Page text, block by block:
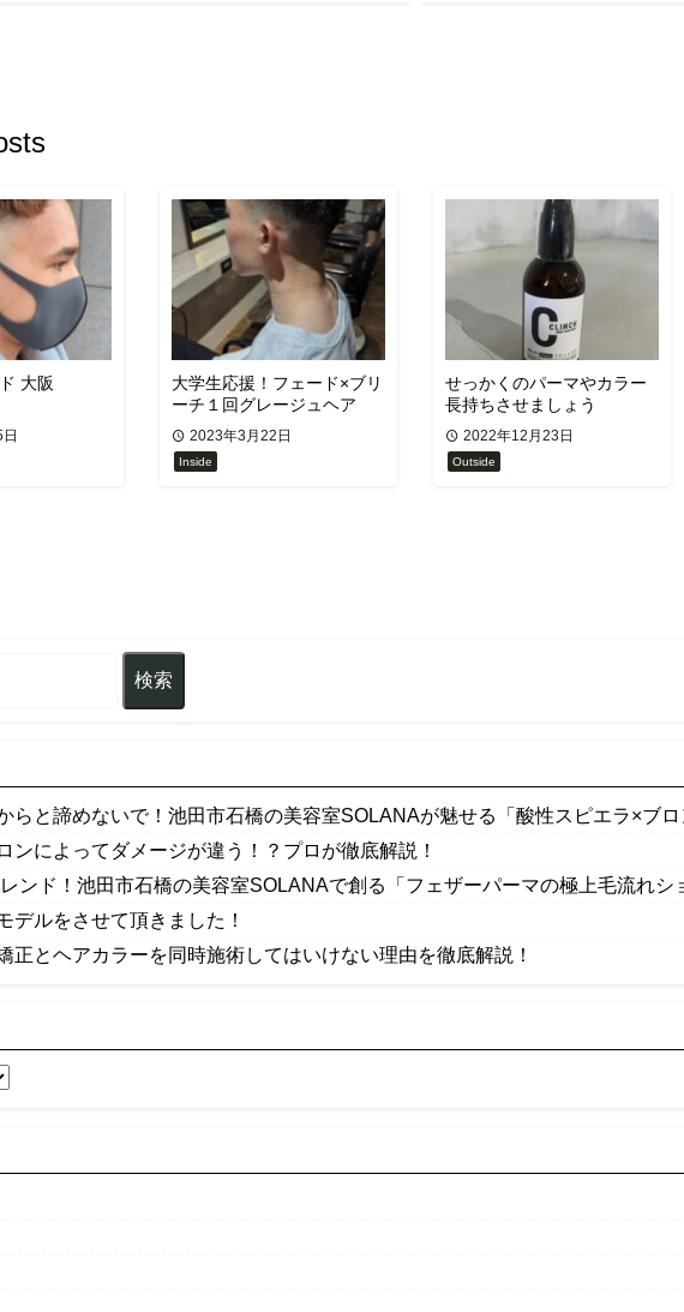
大阪
大学生応援！フェード×ブリ
ーチ１回グレージュヘア
2023年3月22日
Inside
せっかくのパーマやカラー
長持ちさせましょう
2022年12月23日
Outside
らと諦めないで！池田市石橋の美容室SOLANAが魅せる「酸性スピエラ×ブ
ンによってダメージが違う！？プロが徹底解説！
ンド！池田市石橋の美容室SOLANAで創る「フェザーパーマの極上毛流れシ
デルをさせて頂きました！
正とヘアカラーを同時施術してはいけない理由を徹底解説！